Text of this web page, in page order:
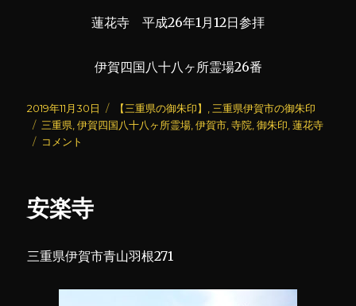
蓮花寺 平成26年1月12日参拝
伊賀四国八十八ヶ所霊場26番
投
稿
日:
2019年11月30日
カ
テ
【三重県の御朱印】
三重県伊賀市の御朱印
タ
グ
三重県 ,伊賀四国八十八ヶ所霊場 ,伊賀市 ,寺院 ,御朱印 ,蓮花寺
蓮
コメント
安楽寺
三重県伊賀市青山羽根271